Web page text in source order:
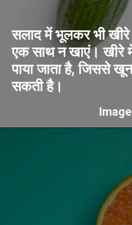
सलाद में भूलकर भी
एक साथ न खाएं। खीरे में
पाया जाता है, जिससे